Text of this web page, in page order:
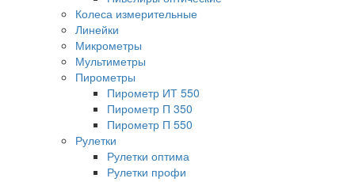
Колеса измерительные
Линейки
Микрометры
Мультиметры
Пирометры
Пирометр ИТ 550
Пирометр П 350
Пирометр П 550
Рулетки
Рулетки оптима
Рулетки профи